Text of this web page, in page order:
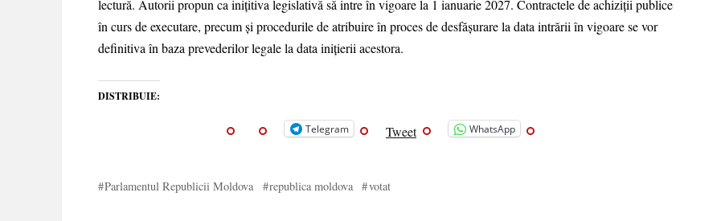
lectură. Autorii propun ca inițitiva legislativă să intre în vigoare la 1 ianuarie 2027. Contractele de achiziții publice
în curs de executare, precum și procedurile de atribuire în proces de desfășurare la data intrării în vigoare se vor
definitiva în baza prevederilor legale la data inițierii acestora.
DISTRIBUIE:
Telegram Tweet WhatsApp
Parlamentul Republicii Moldova republica moldova votat